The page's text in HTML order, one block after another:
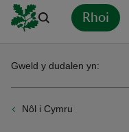
Rhoi
Nôl i Cymru
Gweld y dudalen yn: